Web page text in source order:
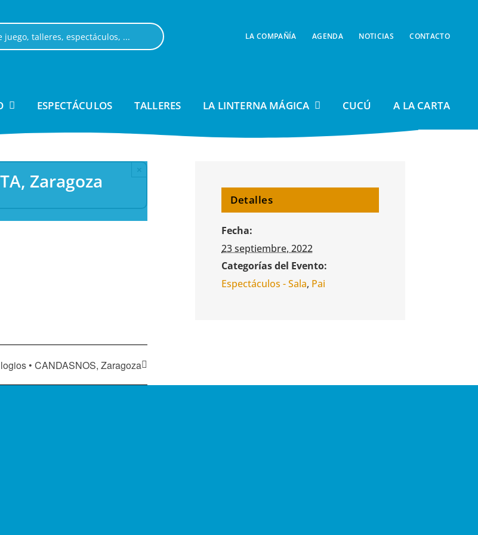
LA COMPAÑÍA AGENDA NOTICIAS CONTACTO
ESPECTÁCULOS TALLERES LA LINTERNA MÁGICA CUCÚ A LA CARTA
Zaragoza
• CANDASNOS, Zaragoza
Detalles
Fecha:
23 septiembre, 2022
Categorías del Evento:
Espectáculos - Sala, Pai